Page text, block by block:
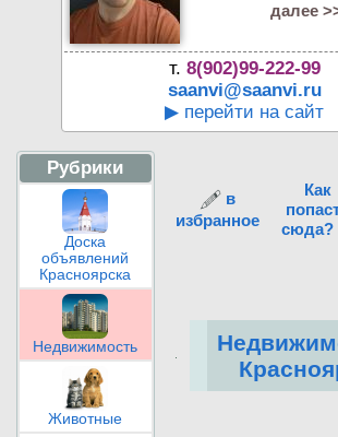
далее
т. 8(902)99-222-99
saanvi@saanvi.ru
▶ перейти на сайт
Рубрики
Доска
объявлений
Красноярска
Недвижимость
Животные
в
избранное
Как
сюда?